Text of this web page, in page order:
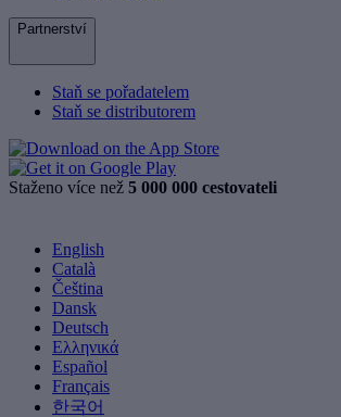
Partnerství
Staň se pořadatelem
Staň se distributorem
Staženo více než 5 000 000 cestovateli
English
Català
Čeština
Dansk
Deutsch
Ελληνικά
Español
Français
한국어